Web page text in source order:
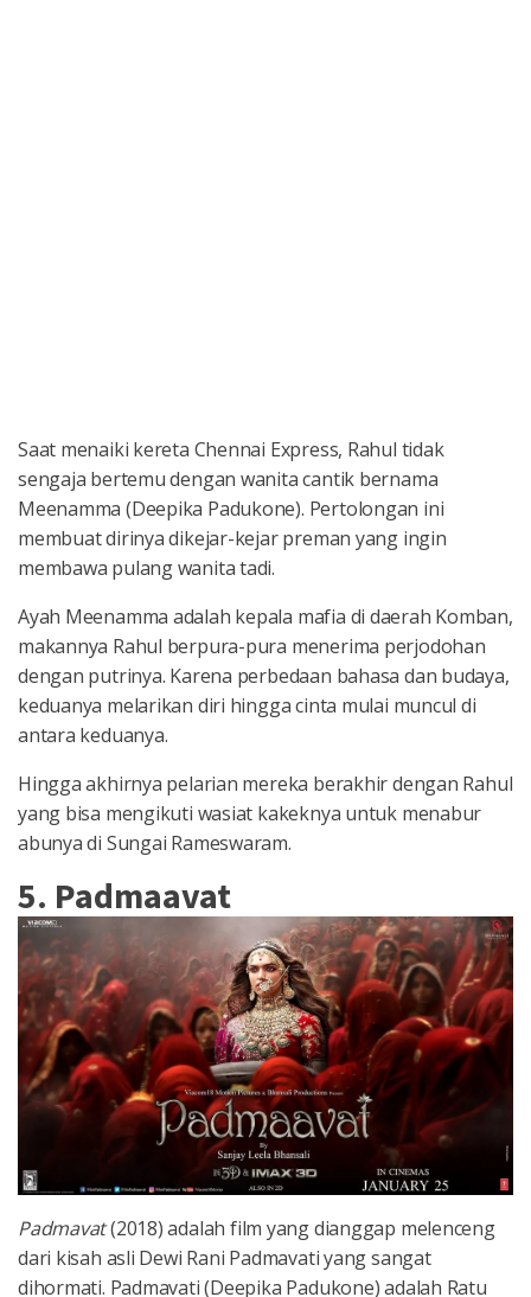
Saat menaiki kereta Chennai Express, Rahul tidak
sengaja bertemu dengan wanita cantik bernama
Meenamma (Deepika Padukone). Pertolongan ini
membuat dirinya dikejar-kejar preman yang ingin
membawa pulang wanita tadi.
Ayah Meenamma adalah kepala mafia di daerah Komban,
makannya Rahul berpura-pura menerima perjodohan
dengan putrinya. Karena perbedaan bahasa dan budaya,
keduanya melarikan diri hingga cinta mulai muncul di
antara keduanya.
Hingga akhirnya pelarian mereka berakhir dengan Rahul
yang bisa mengikuti wasiat kakeknya untuk menabur
abunya di Sungai Rameswaram.
5. Padmaavat
Padmavat(2018) adalah film yang dianggap melenceng
dari kisah asli Dewi Rani Padmavati yang sangat
dihormati. Padmavati (Deepika Padukone) adalah Ratu